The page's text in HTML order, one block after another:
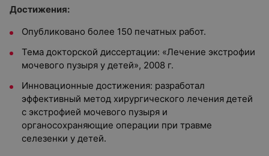
Достижения:
Опубликовано более 150 печатных работ.
Тема докторской диссертации: «Лечение экстрофии
мочевого пузыря у детей», 2008 г.
Инновационные достижения: разработал
эффективный метод хирургического лечения детей
с экстрофией мочевого пузыря и
органосохраняющие операции при травме
селезенки у детей.